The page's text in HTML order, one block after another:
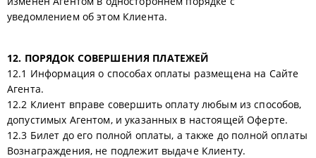
уведомлением об этом Клиента.
12. ПОРЯДОК СОВЕРШЕНИЯ ПЛАТЕЖЕЙ
12.1 Информация о способах оплаты размещена на Сайте
Агента.
12.2 Клиент вправе совершить оплату любым из способов,
допустимых Агентом, и указанных в настоящей Оферте.
12.3 Билет до его полной оплаты, а также до полной оплаты
Вознаграждения, не подлежит выдаче Клиенту.